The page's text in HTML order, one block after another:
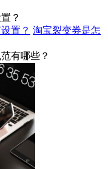
？
淘宝裂变券是怎
有哪些？